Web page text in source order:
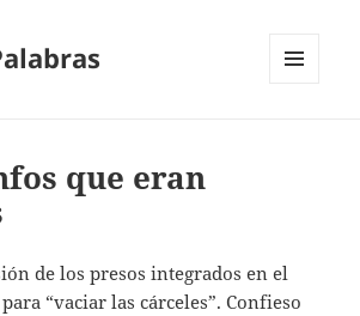
que eran
de los presos integrados en el
“vaciar las cárceles”. Confieso